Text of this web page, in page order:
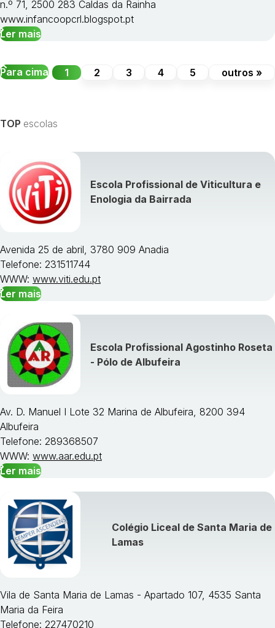
n.º 71, 2500 283 Caldas da Rainha
www.infancoopcrl.blogspot.pt
Ler mais
Para cima 1 2 3 4 5 outros »
TOP escolas
Escola Profissional de Viticultura e
Enologia da Bairrada
Avenida 25 de abril, 3780 909 Anadia
Telefone: 231511744
WWW: www.viti.edu.pt
Ler mais
Escola Profissional Agostinho Roseta
- Pólo de Albufeira
Av. D. Manuel I Lote 32 Marina de Albufeira, 8200 394
Albufeira
Telefone: 289368507
WWW: www.aar.edu.pt
Ler mais
Colégio Liceal de Santa Maria de
Lamas
Vila de Santa Maria de Lamas - Apartado 107, 4535 Santa
Maria da Feira
Telefone: 227470210